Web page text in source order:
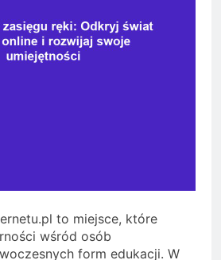
to miejsce, które
wśród osób
form edukacji. W